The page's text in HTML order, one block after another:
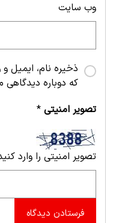
وب‌ سایت
ذخیره نام، ایمیل
که دوباره
تصویر امنیتی*
تصویر امنیتی را وارد
فرستادن دیدگاه